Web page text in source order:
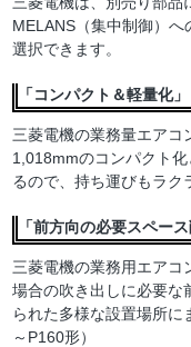
MELANS（集中制御）
選択できます。
「コンパクト＆軽量化」
三菱電機の業務量エアコ
1,018mmのコンパクト
るので、持ち運びもラク
「前方向の必要スペース
三菱電機の業務用エアコ
場合の吹き出しに必要な
られた多様な設置場所に
～P160形）